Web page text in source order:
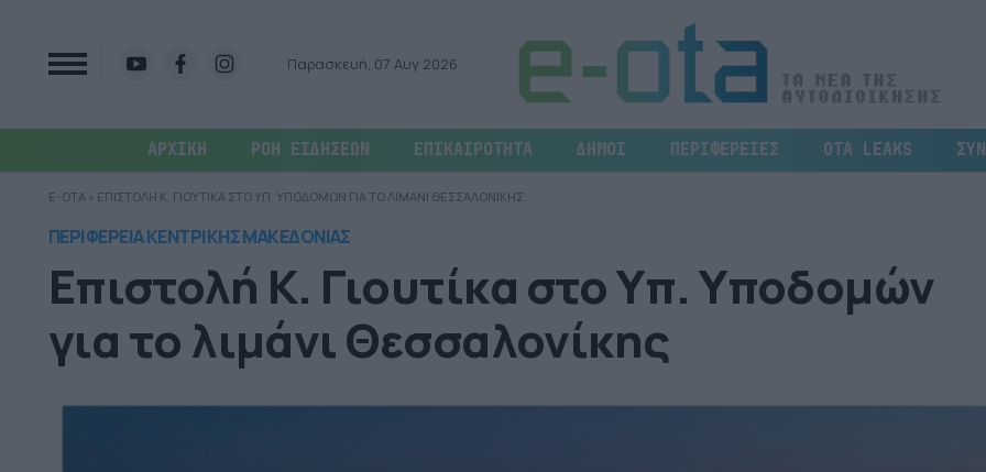
Παρασκευή, 07 Αυγ 2026
ΑΡΧΙΚΗ ΡΟΗ ΕΙΔΗΣΕΩΝ ΕΠΙΚΑΙΡΟΤΗΤΑ ΔΗΜΟΙ ΠΕΡΙΦΕΡΕΙΕΣ OTA LEAKS
E-OTA » ΕΠΙΣΤΟΛΗ Κ. ΓΙΟΥΤΙΚΑ ΣΤΟ ΥΠ. ΥΠΟΔΟΜΩΝ ΓΙΑ ΤΟ ΛΙΜΑΝΙ ΘΕΣΣΑΛΟΝΙΚΗΣ
ΠΕΡΙΦΕΡΕΙΑ ΚΕΝΤΡΙΚΗΣ ΜΑΚΕΔΟΝΙΑΣ
Επιστολή Κ. Γιουτίκα στο Υπ. Υποδομών
για το λιμάνι Θεσσαλονίκης